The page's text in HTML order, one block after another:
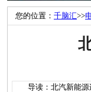
您的位置： 千脑汇>>
导读：北汽新能源